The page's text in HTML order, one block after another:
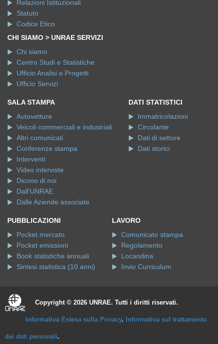
Relazioni Istituzionali
Statuto
Codice Etico
CHI SIAMO > UNRAE SERVIZI
Chi siamo
Centro Studi e Statistiche
Ufficio Analisi e Progetti
Ufficio Servizi
SALA STAMPA
Autovetture
Veicoli commerciali e industriali
Altri comunicati
Conferenze stampa
Interventi
Video interviste
Dicono di noi
Dall'UNRAE
Dalle Aziende associate
DATI STATISTICI
Immatricolazioni
Circolante
Dati di settore
Dati storici
PUBBLICAZIONI
Pocket mercato
Pocket emissioni
Book statistiche annuali
Sintesi statistica (10 anni)
LAVORO
Comunicato stampa
Regolamento
Locandina
Invio Curriculum
Copyright © 2026 UNRAE. Tutti i diritti riservati.
Informativa Estesa sulla Privacy. Informativa sul trattamento
dei dati personali.